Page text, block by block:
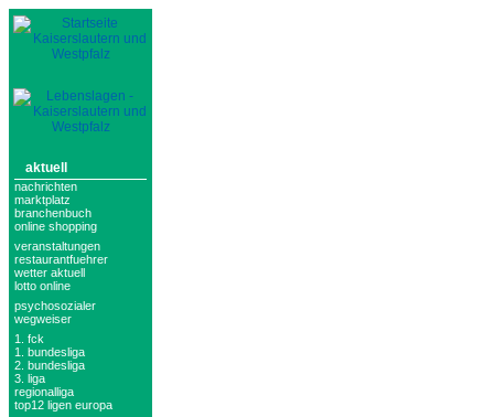
aktuell
nachrichten
marktplatz
branchenbuch
online shopping
veranstaltungen
restaurantfuehrer
wetter aktuell
lotto online
psychosozialer
wegweiser
1. fck
1. bundesliga
2. bundesliga
3. liga
regionalliga
top12 ligen europa